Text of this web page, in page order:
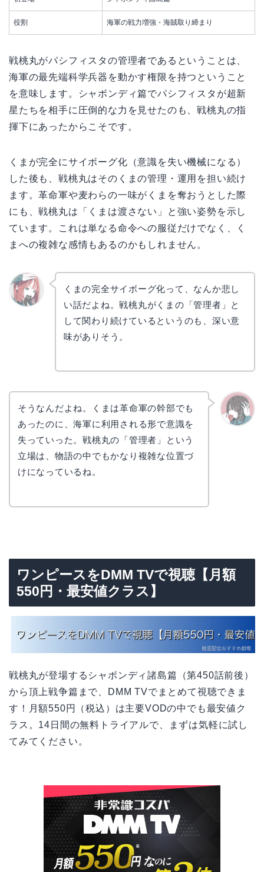
役割 海軍の戦力増強・海賊取り締まり
戦桃丸がパシフィスタの管理者であるということは、
海軍の最先端科学兵器を動かす権限を持つということ
を意味します。シャボンディ篇でパシフィスタが超新
星たちを相手に圧倒的な力を見せたのも、戦桃丸の指
揮下にあったからこそです。
くまが完全にサイボーグ化（意識を失い機械になる）
した後も、戦桃丸はそのくまの管理・運用を担い続け
ます。革命軍や麦わらの一味がくまを奪おうとした際
にも、戦桃丸は「くまは渡さない」と強い姿勢を示し
ています。これは単なる命令への服従だけでなく、く
まへの複雑な感情もあるのかもしれません。
くまの完全サイボーグ化って、なんか悲し
い話だよね。戦桃丸がくまの「管理者」と
して関わり続けているというのも、深い意
味がありそう。
そうなんだよね。くまは革命軍の幹部でも
あったのに、海軍に利用される形で意識を
失っていった。戦桃丸の「管理者」という
立場は、物語の中でもかなり複雑な位置づ
けになっているね。
ワンピースをDMM TVで視聴【月額
550円・最安値クラス】
戦桃丸が登場するシャボンディ諸島篇（第450話前後）
から頂上戦争篇まで、DMM TVでまとめて視聴できま
す！月額550円（税込）は主要VODの中でも最安値ク
ラス。14日間の無料トライアルで、まずは気軽に試し
てみてください。